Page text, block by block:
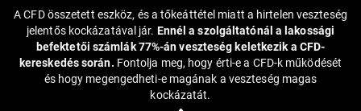
A CFD összetett eszköz, és a tőkeáttétel miatt a hirtelen veszteség
jelentős kockázatával jár. Ennél a szolgáltatónál a lakossági
befektetői számlák 77%-án veszteség keletkezik a CFD-
kereskedés során. Fontolja meg, hogy érti-e a CFD-k működését
és hogy megengedheti-e magának a veszteség magas
kockázatát.